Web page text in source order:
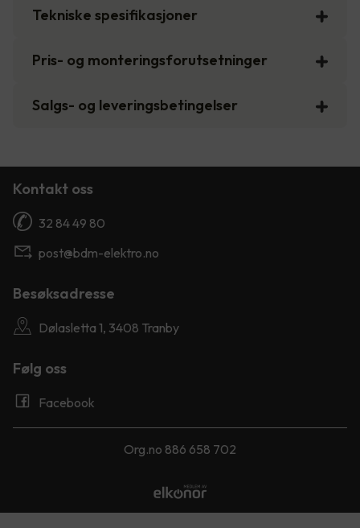
Tekniske spesifikasjoner
Pris- og monteringsforutsetninger
Salgs- og leveringsbetingelser
Kontakt oss
32 84 49 80
post@bdm-elektro.no
Besøksadresse
Dølasletta 1, 3408 Tranby
Følg oss
Facebook
Org.no 886 658 702